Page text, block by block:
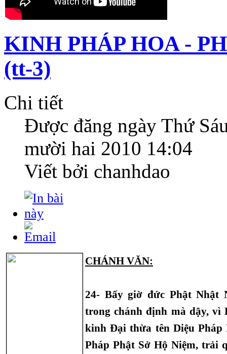
KINH PHÁP HOA -
(tt-3)
Chi tiết
Được đăng ngày Thứ
mười hai 2010 14:04
Viết bởi chanhdao
CHÁNH VĂN:
24- Bấy giờ đức Phật Nhật
trong chánh định mà dậy, vì
kinh Đại thừa tên Diệu Pháp
Pháp Phật Sở Hộ Niệm, trải